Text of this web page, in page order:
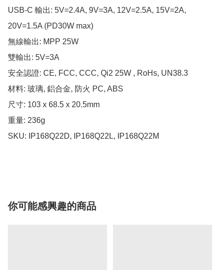
USB-C 輸出: 5V=2.4A, 9V=3A, 12V=2.5A, 15V=2A,
20V=1.5A (PD30W max)
無線輸出: MPP 25W
雙輸出: 5V=3A
安全認證: CE, FCC, CCC, Qi2 25W , RoHs, UN38.3
材料: 玻璃, 鋁合金, 防火 PC, ABS
尺寸: 103 x 68.5 x 20.5mm
重量: 236g
SKU: IP168Q22D, IP168Q22L, IP168Q22M
你可能感興趣的商品